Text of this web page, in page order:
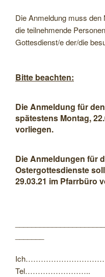
Die Anmeldung muss den
die teilnehmende
Gottesdienst/e der/die
Bitte beachten:
Die Anmeldung für
spätestens Montag,
vorliegen.
Die Anmeldungen für
Ostergottesdienste
29.03.21 im Pfarrbüro
Tel……………………..